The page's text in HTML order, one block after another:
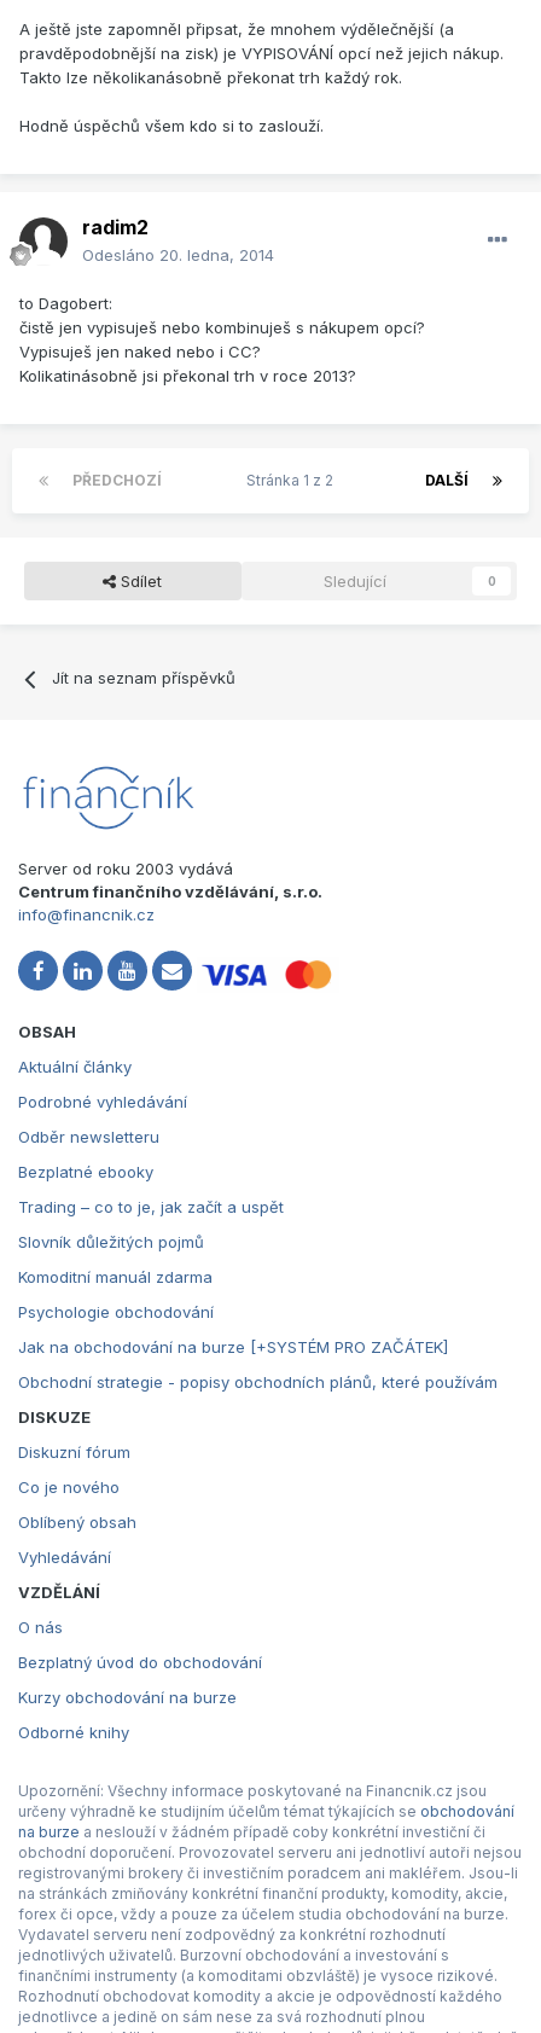
A ještě jste zapomněl připsat, že mnohem výdělečnější (a
pravděpodobnější na zisk) je VYPISOVÁNÍ opcí než jejich nákup.
Takto lze několikanásobně překonat trh každý rok.
Hodně úspěchů všem kdo si to zaslouží.
radim2
Odesláno 20. ledna, 2014
to Dagobert:
čistě jen vypisuješ nebo kombinuješ s nákupem opcí?
Vypisuješ jen naked nebo i CC?
Kolikatinásobně jsi překonal trh v roce 2013?
PŘEDCHOZÍ DALŠÍ
Stránka 1 z 2
Sdílet Sledující 0
Jít na seznam příspěvků
Server od roku 2003 vydává
Centrum finančního vzdělávání, s.r.o.
info@financnik.cz
OBSAH
Aktuální články
Podrobné vyhledávání
Odběr newsletteru
Bezplatné ebooky
Trading – co to je, jak začít a uspět
Slovník důležitých pojmů
Komoditní manuál zdarma
Psychologie obchodování
Jak na obchodování na burze [+SYSTÉM PRO ZAČÁTEK]
Obchodní strategie - popisy obchodních plánů, které používám
DISKUZE
Diskuzní fórum
Co je nového
Oblíbený obsah
Vyhledávání
VZDĚLÁNÍ
O nás
Bezplatný úvod do obchodování
Kurzy obchodování na burze
Odborné knihy
Upozornění: Všechny informace poskytované na Financnik.cz jsou
určeny výhradně ke studijním účelům témat týkajících se obchodování
na burze a neslouží v žádném případě coby konkrétní investiční či
obchodní doporučení. Provozovatel serveru ani jednotliví autoři nejsou
registrovanými brokery či investičním poradcem ani makléřem. Jsou-li
na stránkách zmiňovány konkrétní finanční produkty, komodity, akcie,
forex či opce, vždy a pouze za účelem studia obchodování na burze.
Vydavatel serveru není zodpovědný za konkrétní rozhodnutí
jednotlivých uživatelů. Burzovní obchodování a investování s
finančními instrumenty (a komoditami obzvláště) je vysoce rizikové.
Rozhodnutí obchodovat komodity a akcie je odpovědností každého
jednotlivce a jedině on sám nese za svá rozhodnutí plnou